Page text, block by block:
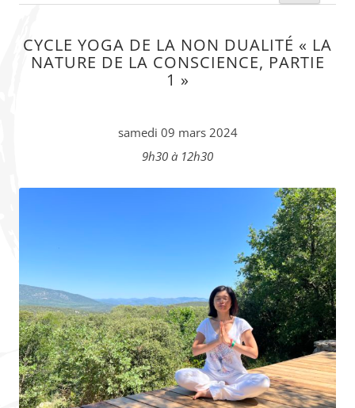
CYCLE YOGA DE LA NON DUALITÉ « LA
NATURE DE LA CONSCIENCE, PARTIE
1 »
samedi 09 mars 2024
9h30 à 12h30